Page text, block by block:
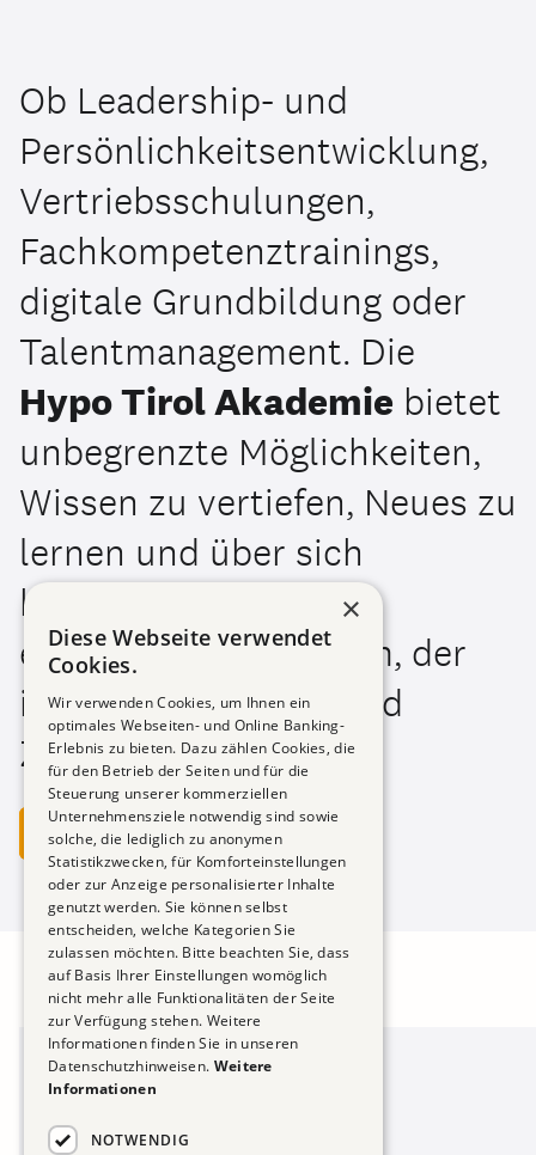
Ob Leadership- und
Persönlichkeitsentwicklung,
Vertriebsschulungen,
Fachkompetenztrainings,
digitale Grundbildung oder
Talentmanagement. Die
Hypo Tirol Akademie bietet
unbegrenzte Möglichkeiten,
Wissen zu vertiefen, Neues zu
lernen und über sich
hinauszuwachsen. So
entsteht ein Lernraum, der
inspiriert, vernetzt und
Zukunft gestaltet.
Unsere Programme im Überblick
×
Diese Webseite verwendet
Cookies.
Wir verwenden Cookies, um Ihnen ein
optimales Webseiten- und Online Banking-
Erlebnis zu bieten. Dazu zählen Cookies, die
für den Betrieb der Seiten und für die
Steuerung unserer kommerziellen
Unternehmensziele notwendig sind sowie
solche, die lediglich zu anonymen
Statistikzwecken, für Komforteinstellungen
oder zur Anzeige personalisierter Inhalte
genutzt werden. Sie können selbst
entscheiden, welche Kategorien Sie
zulassen möchten. Bitte beachten Sie, dass
auf Basis Ihrer Einstellungen womöglich
nicht mehr alle Funktionalitäten der Seite
zur Verfügung stehen. Weitere
Informationen finden Sie in unseren
Datenschutzhinweisen. Weitere
Informationen
NOTWENDIG